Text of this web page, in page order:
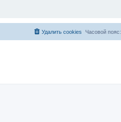
Часовой пояс:
Удалить cookies